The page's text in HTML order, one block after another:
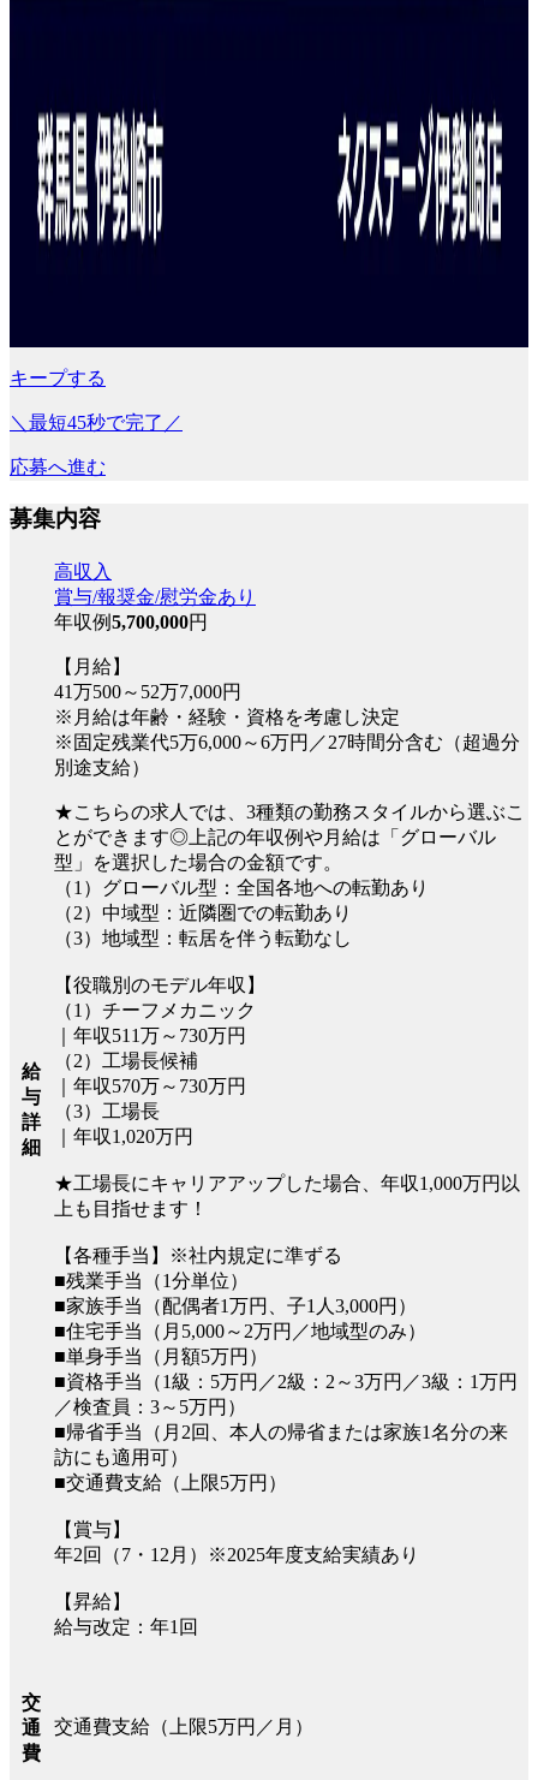
キープする
＼最短45秒で完了／
応募へ進む
募集内容
給
与
詳
細
高収入
賞与/報奨金/慰労金あり
年収例5,700,000円
【月給】
41万500～52万7,000円
※月給は年齢・経験・資格を考慮し決定
※固定残業代5万6,000～6万円／27時間分含む（超過分
別途支給）
★こちらの求人では、3種類の勤務スタイルから選ぶこ
とができます◎上記の年収例や月給は「グローバル
型」を選択した場合の金額です。
（1）グローバル型：全国各地への転勤あり
（2）中域型：近隣圏での転勤あり
（3）地域型：転居を伴う転勤なし
【役職別のモデル年収】
（1）チーフメカニック
｜年収511万～730万円
（2）工場長候補
｜年収570万～730万円
（3）工場長
｜年収1,020万円
★工場長にキャリアアップした場合、年収1,000万円以
上も目指せます！
【各種手当】※社内規定に準ずる
■残業手当（1分単位）
■家族手当（配偶者1万円、子1人3,000円）
■住宅手当（月5,000～2万円／地域型のみ）
■単身手当（月額5万円）
■資格手当（1級：5万円／2級：2～3万円／3級：1万円
／検査員：3～5万円）
■帰省手当（月2回、本人の帰省または家族1名分の来
訪にも適用可）
■交通費支給（上限5万円）
【賞与】
年2回（7・12月）※2025年度支給実績あり
【昇給】
給与改定：年1回
交
通
費
交通費支給（上限5万円／月）